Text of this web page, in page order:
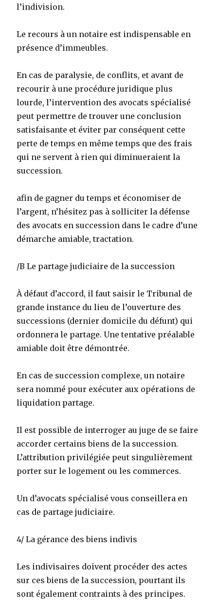
l’indivision.
Le recours à un notaire est indispensable en
présence d’immeubles.
En cas de paralysie, de conflits, et avant de
recourir à une procédure juridique plus
lourde, l’intervention des avocats spécialisé
peut permettre de trouver une conclusion
satisfaisante et éviter par conséquent cette
perte de temps en même temps que des frais
qui ne servent à rien qui diminueraient la
succession.
afin de gagner du temps et économiser de
l’argent, n’hésitez pas à solliciter la défense
des avocats en succession dans le cadre d’une
démarche amiable, tractation.
/B Le partage judiciaire de la succession
À défaut d’accord, il faut saisir le Tribunal de
grande instance du lieu de l’ouverture des
successions (dernier domicile du défunt) qui
ordonnera le partage. Une tentative préalable
amiable doit être démontrée.
En cas de succession complexe, un notaire
sera nommé pour exécuter aux opérations de
liquidation partage.
Il est possible de interroger au juge de se faire
accorder certains biens de la succession.
L’attribution privilégiée peut singulièrement
porter sur le logement ou les commerces.
Un d’avocats spécialisé vous conseillera en
cas de partage judiciaire.
4/ La gérance des biens indivis
Les indivisaires doivent procéder des actes
sur ces biens de la succession, pourtant ils
sont également contraints à des principes.